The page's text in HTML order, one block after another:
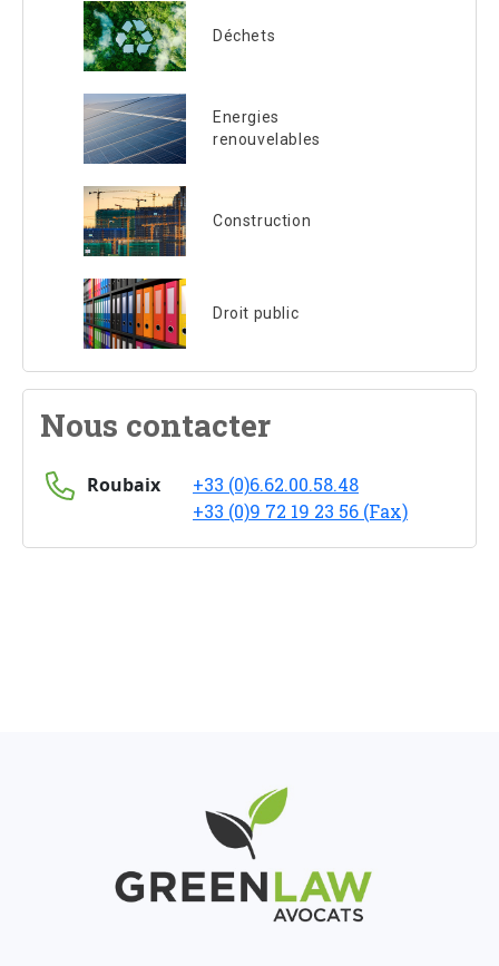
Déchets
Energies
renouvelables
Construction
Droit public
Nous contacter
Roubaix
+33 (0)6.62.00.58.48
+33 (0)9 72 19 23 56 (Fax)